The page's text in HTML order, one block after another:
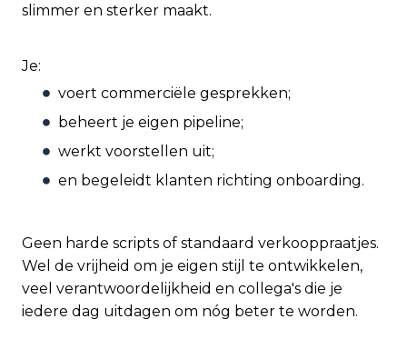
slimmer en sterker maakt.
Je:
voert commerciële gesprekken;
beheert je eigen pipeline;
werkt voorstellen uit;
en begeleidt klanten richting onboarding.
Geen harde scripts of standaard verkooppraatjes.
Wel de vrijheid om je eigen stijl te ontwikkelen,
veel verantwoordelijkheid en collega's die je
iedere dag uitdagen om nóg beter te worden.